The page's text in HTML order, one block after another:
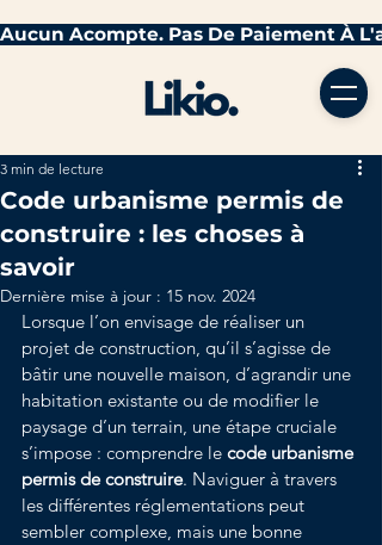
Code urbanisme permis de
construire : les choses à
savoir
3 min de lecture
Dernière mise à jour : 15 nov. 2024
Lorsque l’on envisage de réaliser un
projet de construction, qu’il s’agisse de
bâtir une nouvelle maison, d’agrandir une
habitation existante ou de modifier le
paysage d’un terrain, une étape cruciale
s’impose : comprendre le code urbanisme
permis de construire. Naviguer à travers
les différentes réglementations peut
sembler complexe, mais une bonne